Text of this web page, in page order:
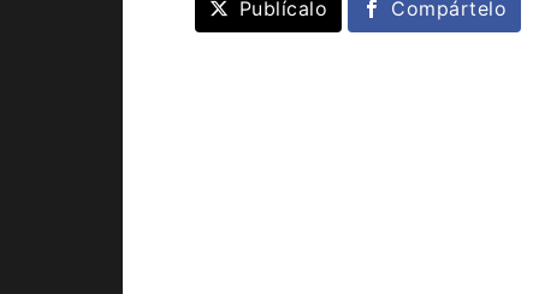
Publícalo Compártelo